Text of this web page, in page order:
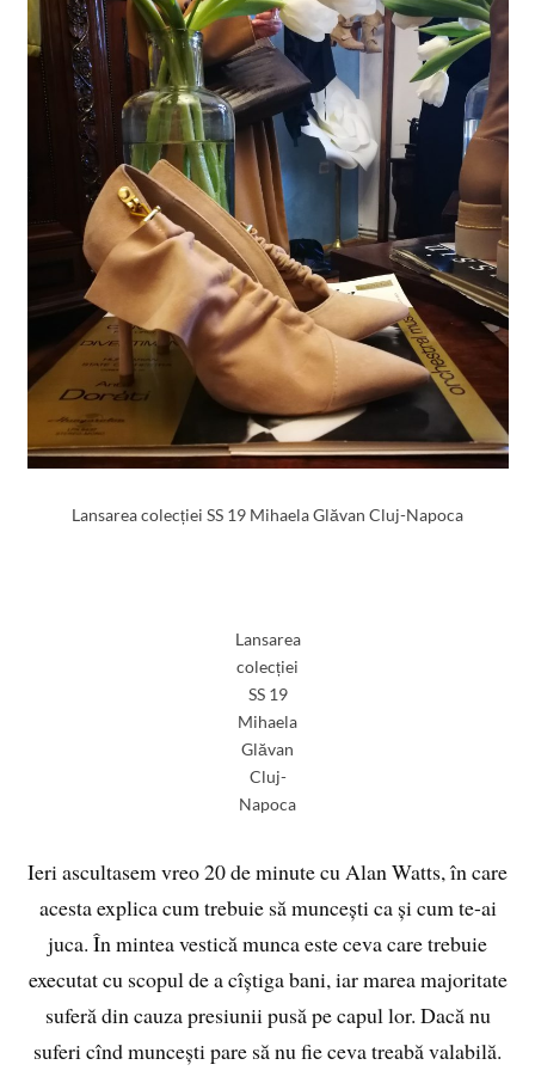
Lansarea colecției SS 19 Mihaela Glăvan Cluj-Napoca
Lansarea
colecției
SS 19
Mihaela
Glăvan
Cluj-
Napoca
Ieri ascultasem vreo 20 de minute cu Alan Watts, în care
acesta explica cum trebuie să muncești ca și cum te-ai
juca. În mintea vestică munca este ceva care trebuie
executat cu scopul de a cîștiga bani, iar marea majoritate
suferă din cauza presiunii pusă pe capul lor. Dacă nu
suferi cînd muncești pare să nu fie ceva treabă valabilă.